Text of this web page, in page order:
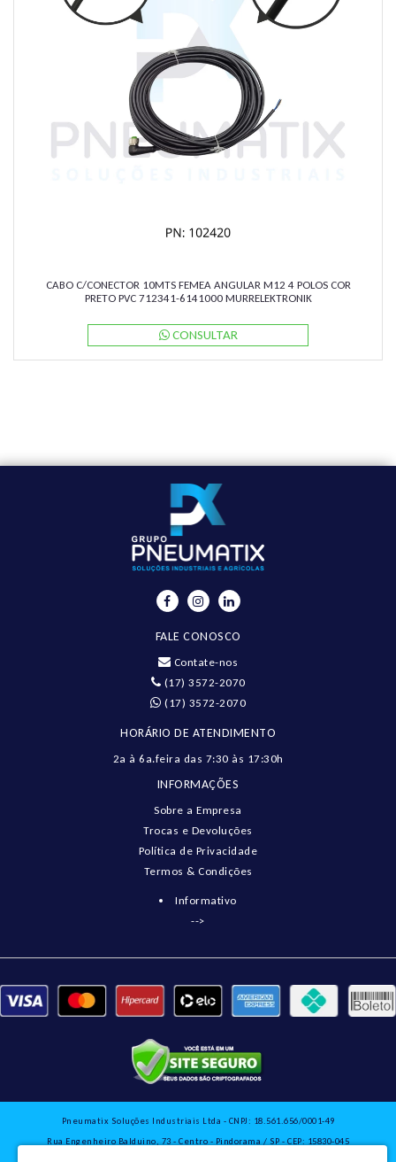
CABO C/CONECTOR 10MTS FEMEA ANGULAR M12 4 POLOS COR
PRETO PVC 712341-6141000 MURRELEKTRONIK
CONSULTAR
FALE CONOSCO
Contate-nos
(17) 3572-2070
(17) 3572-2070
HORÁRIO DE ATENDIMENTO
2a à 6a.feira das 7:30 às 17:30h
INFORMAÇÕES
Sobre a Empresa
Trocas e Devoluções
Política de Privacidade
Termos & Condições
Informativo
-->
Pneumatix Soluções Industriais Ltda - CNPJ: 18.561.656/0001-49
Rua Engenheiro Balduino, 73 - Centro - Pindorama / SP - CEP: 15830-045